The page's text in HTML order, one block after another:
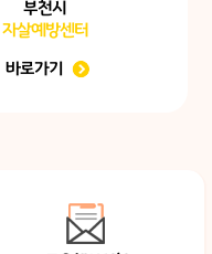
부천시
자살예방센터
바로가기